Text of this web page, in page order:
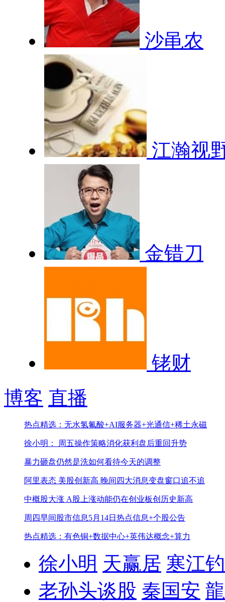
沙黾农
江瀚视
金错刀
铑财
博客 直播
热点精选：无水氢氟酸+AI服务器+光通信+稀土永磁
徐小明： 周五操作策略消化获利盘后重回升势
暴力砸盘仍然是洗如何看待今天的调整
阿里表态 美股创新高 晚间四大消息变盘窗口追不追
中概股大涨 A股上涨动能仍在创业板创历史新高
周四早间股市信息5月14日热点信息+个股公告
热点精选：有色铜+数据中心+英伟达概念+算力
徐小明 天赢居 寒江
老孙头谈股 秦国安